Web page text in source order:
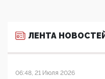
ЛЕНТА
06:48, 21 Июля 2026